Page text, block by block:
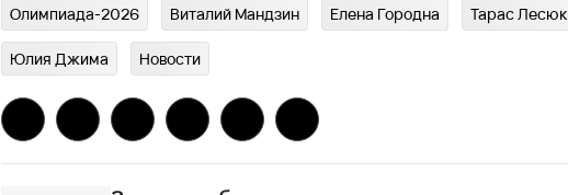
Олимпиада-2026 Виталий Мандзин Елена Городна Тарас Лесюк
Юлия Джима Новости